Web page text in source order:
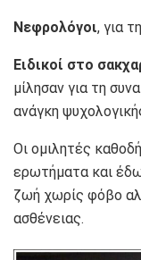
Νεφρολόγοι, για
Ειδικοί στο
μίλησαν για τη
ανάγκη
Οι ομιλητές
ερωτήματα και
ζωή χωρίς φόβο
ασθένειας.